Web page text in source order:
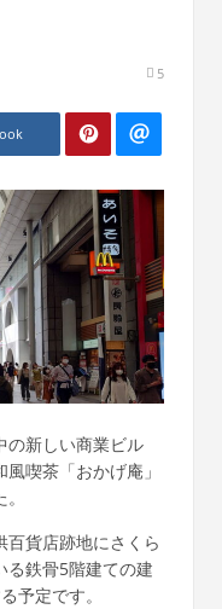
5
の新しい商業ビル
喫茶「おかげ庵」
百貨店跡地にさくら
る鉄骨5階建ての建
予定です。